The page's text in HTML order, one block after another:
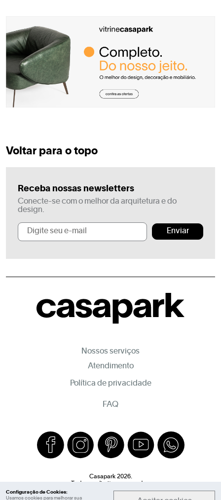
Configuração de Cookies:
Usamos cookies para melhorar sua
Voltar para o topo
Receba nossas newsletters
Conecte-se com o melhor da arquitetura e do
design.
Enviar
Nossos serviços
Atendimento
Política de privacidade
FAQ
Casapark 2026.
Todos os direitos reservados.